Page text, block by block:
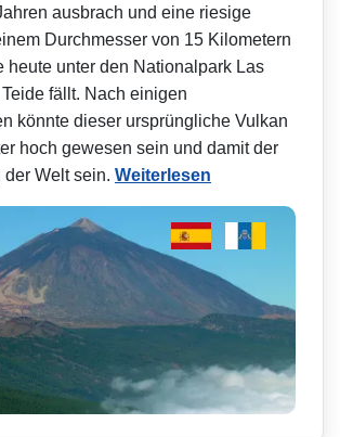
ausbrach und eine riesige
Durchmesser von 15 Kilometern
heute unter den Nationalpark Las
fällt. Nach einigen
könnte dieser ursprüngliche Vulkan
hoch gewesen sein und damit der
der Welt sein. Weiterlesen